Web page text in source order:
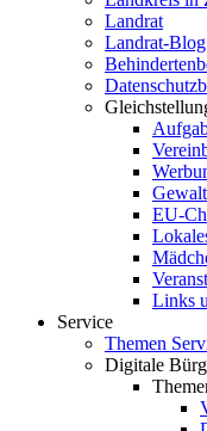
Landrat
Landrat-Blog
Gewalt
EU-
Links
Service
Themen
Digitale